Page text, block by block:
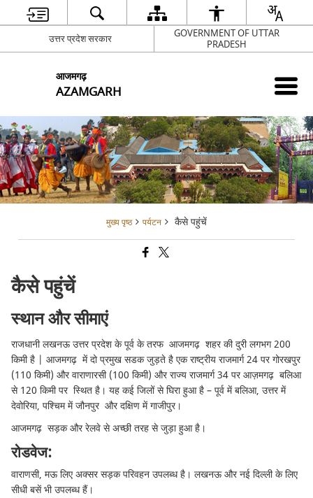
उत्तर प्रदेश सरकार
GOVERNMENT OF UTTAR
PRADESH
आजमगढ़
AZAMGARH
मुख्य पृष्ठ पर्यटन कैसे पहुंचें
कैसे पहुंचें
स्थान और सीमाएं
राजधानी लखनऊ उत्तर प्रदेश के पूर्व के तरफ आजमगढ़ शहर की दुरी लगभग 200
किमी है | आजमगढ़ में दो प्रमुख सडक जुड़ते है एक राष्ट्रीय राजमार्ग 24 पर गोरखपुर
(110 किमी) और वाराणारसी (100 किमी) और राज्य राजमार्ग 34 पर आज़मगढ़ बलिआ
से 120 किमी पर स्थित है। यह कई जिलों से घिरा हुआ है – पूर्व में बलिआ, उत्तर में
देवोरिया, पश्चिम में जौनपुर और दक्षिण में गाजीपुर।
आजमगढ़ सड़क और रेलवे से अच्छी तरह से जुड़ा हुआ है।
रोडवेज:
वाराणसी, मऊ लिए अक्सर सड़क परिवहन उपलब्ध है। लखनऊ और नई दिल्ली के लिए
सीधी बसें भी उपलब्ध हैं।